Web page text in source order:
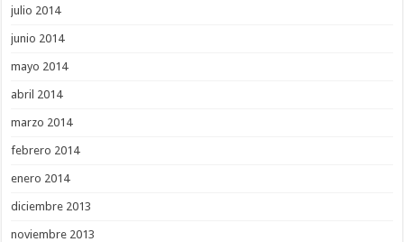
julio 2014
junio 2014
mayo 2014
abril 2014
marzo 2014
febrero 2014
enero 2014
diciembre 2013
noviembre 2013